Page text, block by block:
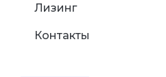
Лизинг
Контакты